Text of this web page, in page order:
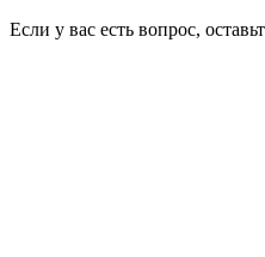
Если у вас есть вопрос,